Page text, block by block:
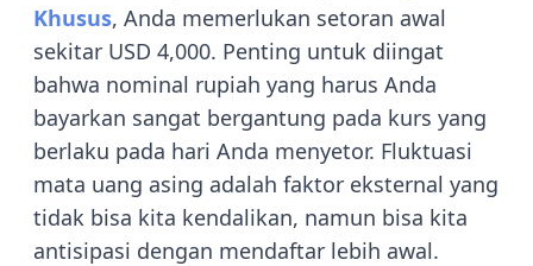
Khusus, Anda memerlukan setoran awal
sekitar USD 4,000. Penting untuk diingat
bahwa nominal rupiah yang harus Anda
bayarkan sangat bergantung pada kurs yang
berlaku pada hari Anda menyetor. Fluktuasi
mata uang asing adalah faktor eksternal yang
tidak bisa kita kendalikan, namun bisa kita
antisipasi dengan mendaftar lebih awal.